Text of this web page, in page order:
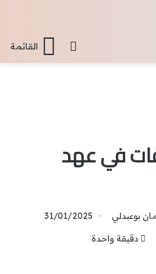
القائمةتسجيل
في عهد
بوعبدلي 31/01/2025
دقيقة واحدة